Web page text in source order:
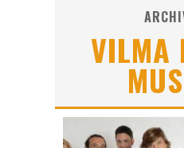
Lit Killah
Nicki
Duki
Vi Em
Los
VILMA